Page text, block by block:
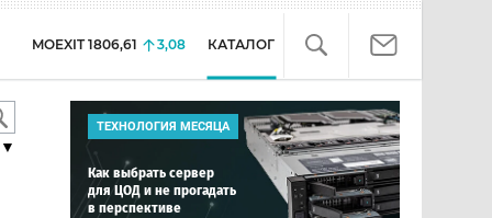
MOEXIT 1806,61 3,08 КАТАЛОГ
ТЕХНОЛОГИЯ МЕСЯЦА
Как выбрать сервер
для ЦОД и не прогадать
в перспективе